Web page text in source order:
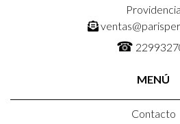
Providencia
☎
MENÚ
Contacto